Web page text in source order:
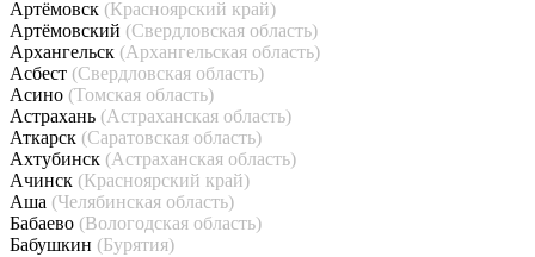
Артёмовск (Красноярский край)
Артёмовский (Свердловская область)
Архангельск (Архангельская область)
Асбест (Свердловская область)
Асино (Томская область)
Астрахань (Астраханская область)
Аткарск (Саратовская область)
Ахтубинск (Астраханская область)
Ачинск (Красноярский край)
Аша (Челябинская область)
Бабаево (Вологодская область)
Бабушкин (Бурятия)